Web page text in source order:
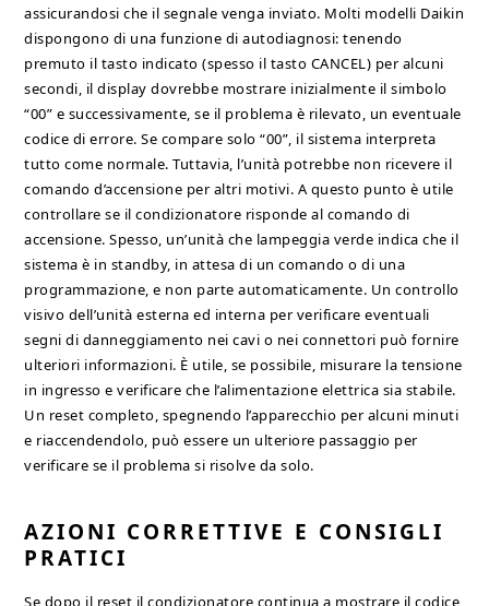
assicurandosi che il segnale venga inviato. Molti modelli Daikin
dispongono di una funzione di autodiagnosi: tenendo
premuto il tasto indicato (spesso il tasto CANCEL) per alcuni
secondi, il display dovrebbe mostrare inizialmente il simbolo
“00” e successivamente, se il problema è rilevato, un eventuale
codice di errore. Se compare solo “00”, il sistema interpreta
tutto come normale. Tuttavia, l’unità potrebbe non ricevere il
comando d’accensione per altri motivi. A questo punto è utile
controllare se il condizionatore risponde al comando di
accensione. Spesso, un’unità che lampeggia verde indica che il
sistema è in standby, in attesa di un comando o di una
programmazione, e non parte automaticamente. Un controllo
visivo dell’unità esterna ed interna per verificare eventuali
segni di danneggiamento nei cavi o nei connettori può fornire
ulteriori informazioni. È utile, se possibile, misurare la tensione
in ingresso e verificare che l’alimentazione elettrica sia stabile.
Un reset completo, spegnendo l’apparecchio per alcuni minuti
e riaccendendolo, può essere un ulteriore passaggio per
verificare se il problema si risolve da solo.
AZIONI CORRETTIVE E CONSIGLI
PRATICI
Se dopo il reset il condizionatore continua a mostrare il codice